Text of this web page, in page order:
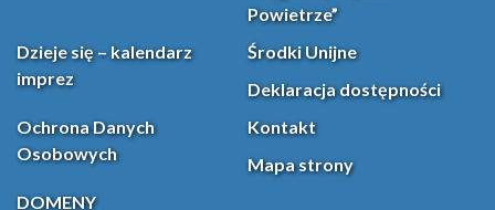
Powietrze”
Dzieje się – kalendarz
imprez
Środki Unijne
Deklaracja dostępności
Ochrona Danych
Osobowych
Kontakt
Mapa strony
DOMENY